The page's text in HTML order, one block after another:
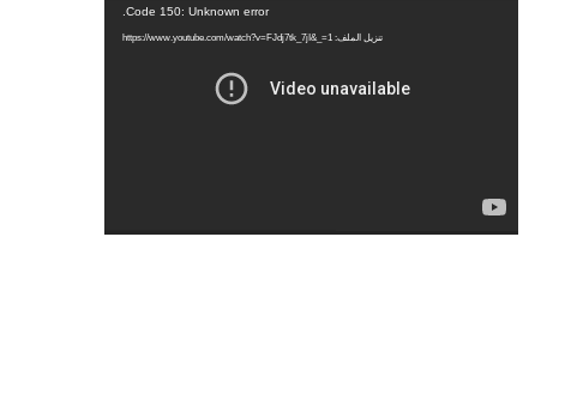
Code 150: Unknown error.
تنزيل الملف: https://www.youtube.com/watch?v=FJdj7tk_7jI&_=1